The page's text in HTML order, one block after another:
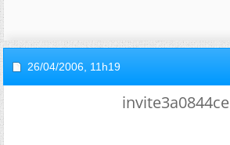
26/04/2006, 11h19
invite3a0844ce